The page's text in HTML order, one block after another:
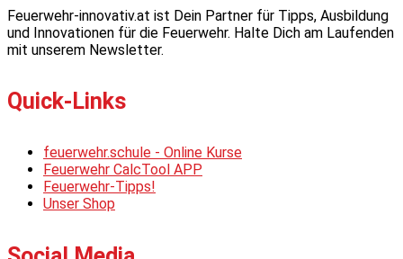
Feuerwehr-innovativ.at ist Dein Partner für Tipps, Ausbildung
und Innovationen für die Feuerwehr. Halte Dich am Laufenden
mit unserem Newsletter.
Quick-Links
feuerwehr.schule - Online Kurse
Feuerwehr CalcTool APP
Feuerwehr-Tipps!
Unser Shop